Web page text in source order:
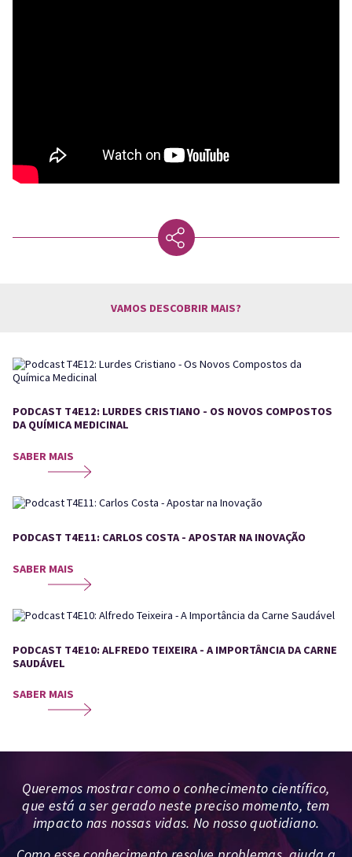
VAMOS DESCOBRIR MAIS?
PODCAST T4E12: LURDES CRISTIANO - OS NOVOS COMPOSTOS
DA QUÍMICA MEDICINAL
SABER MAIS
PODCAST T4E11: CARLOS COSTA - APOSTAR NA INOVAÇÃO
SABER MAIS
PODCAST T4E10: ALFREDO TEIXEIRA - A IMPORTÂNCIA DA CARNE
SAUDÁVEL
SABER MAIS
Queremos mostrar como o conhecimento científico,
que está a ser gerado neste preciso momento, tem
impacto nas nossas vidas. No nosso quotidiano.